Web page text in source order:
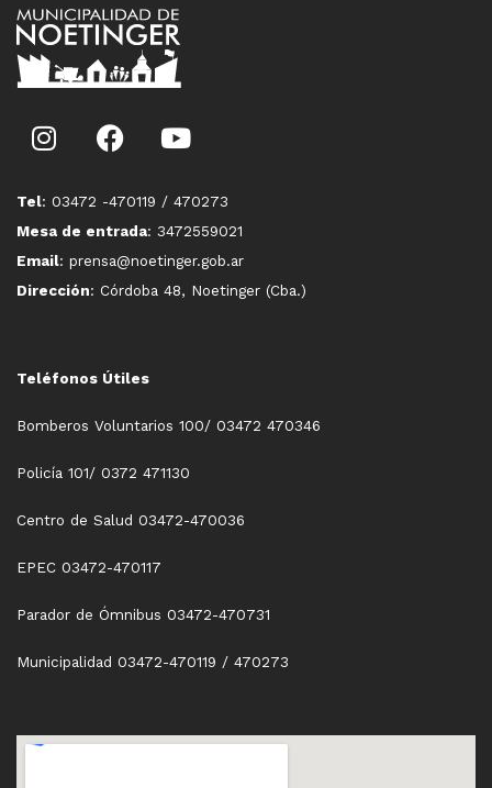
Tel: 03472 -470119 / 470273
Mesa de entrada: 3472559021
Email: prensa@noetinger.gob.ar
Dirección: Córdoba 48, Noetinger (Cba.)
Teléfonos Útiles
Bomberos Voluntarios 100/ 03472 470346
Policía 101/ 0372 471130
Centro de Salud 03472-470036
EPEC 03472-470117
Parador de Ómnibus 03472-470731
Municipalidad 03472-470119 / 470273